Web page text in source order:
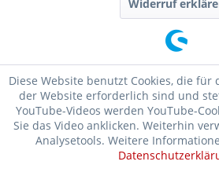
Widerruf
Diese Website benutzt Cookies, die
der Website erforderlich sind und
YouTube-Videos werden YouTube-
Sie das Video anklicken. Weiterhin
Analysetools. Weitere